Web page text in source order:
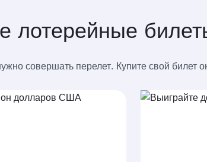
лотерейные
совершать перелет. Купите свой билет